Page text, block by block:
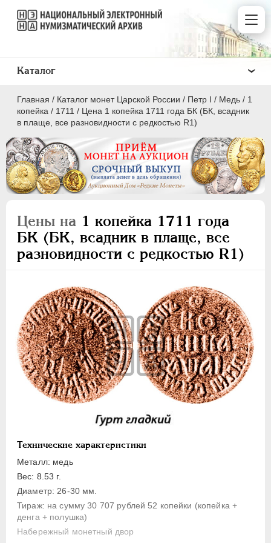
Главная / Каталог монет Царской России / Пeтр I / Медь / 1
копейка / 1711 / Цена 1 копейка 1711 года БК (БК, всадник
в плаще, все разновидности с редкостью R1)
Цены на 1 копейка 1711 года
БК (БК, всадник в плаще, все
разновидности с редкостью R1)
Технические характеристики
Металл: медь
Вес: 8.53 г.
Диаметр: 26-30 мм.
Тираж: на сумму 30 707 рублей 52 копейки (копейка +
денга + полушка)
Набережный монетный двор
Каталог
ПEТР I 1699 - 1725
Серебро
Медь
5 копеек
Полушка
Полполушки
Пробные
Для Речи Посполитой
Монетовидные жетоны
ЕКАТЕРИНА I 1725-1727
1727-1729
АННА ИОАННОВНА 1730-1740
ИОАНН АНТОНОВИЧ
ЕЛИЗАВЕТА
ПЕТР III 1762-1762
ЕКАТЕРИНА II 1762-1796
ПАВЕЛ I
1796-1801